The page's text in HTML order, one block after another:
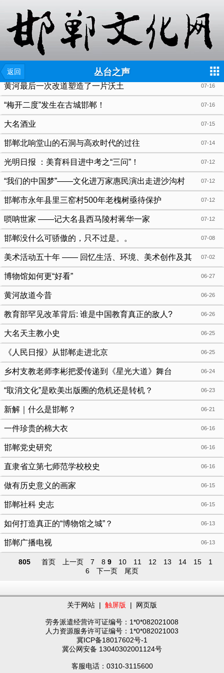
返回 丛台之声
07-16
黄河最后一次改道塑造了一片沃土
07-16
“梅开二度”发生在古城邯郸！
07-15
大名酒业
07-14
邯郸北响堂山的石洞与高欢时代的过往
07-12
光明日报 ：美育科目进中考之“三问”！
07-12
“我们的中国梦”——文化进万家惠民演出走进沙沟村
07-12
邯郸市永年县里三窑村500年老槐树亟待保护
07-12
唢呐世家 ——记大名县西马陵村蒋华一家
07-08
邯郸没什么可骄傲的，只不过是。。
07-02
美术活动五十年 —— 回忆生活、环境、美术创作及其
他 田辛甫 06-27
博物馆如何更“好看”
06-26
黄河故道今昔
06-26
教育部罕见改革背后: 谁是中国教育真正的敌人?
06-25
大名天主教小史
06-25
《人民日报》从邯郸走进北京
06-24
乡村支教老师李彬把爱传递到《星光大道》舞台
06-23
“取消文化”是欧美出版圈的危机还是转机？
06-21
新解｜什么是邯郸？
06-16
一件珍贵的棉大衣
06-16
邯郸党史研究
06-16
直隶省立第七师范学校校史
06-15
做有历史意义的画家
06-15
邯郸社科 史志
06-13
如何打造真正的“博物馆之城”？
06-13
邯郸广播电视
805 首页 上一页 7 8 9 10 11 12 13 14 15
1
6
下一页 尾页
关于网站 | 触屏版 | 网页版
劳务派遣经营许可证编号：1*0*082021008
人力资源服务许可证编号：1*0*082021003
冀ICP备18017602号-1
冀公网安备 13040302001124号
客服电话：0310-3115600